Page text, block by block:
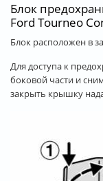
Блок
Ford Tourneo
Блок расположен в
Для доступа к
боковой части и
закрыть крышку